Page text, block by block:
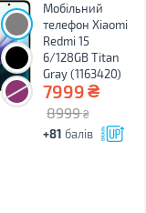
Мобільний
телефон Xiaomi
Redmi 15
6/128GB Titan
Gray (1163420)
7999₴
8999 ₴
+81 балів